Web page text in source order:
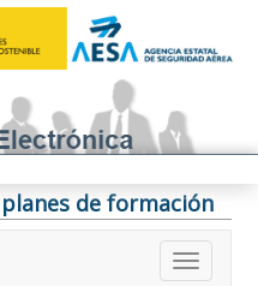
de formación